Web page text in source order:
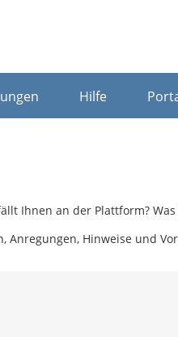
Hilfe
Ihnen an der Plattform?
Anregungen, Hinweise und